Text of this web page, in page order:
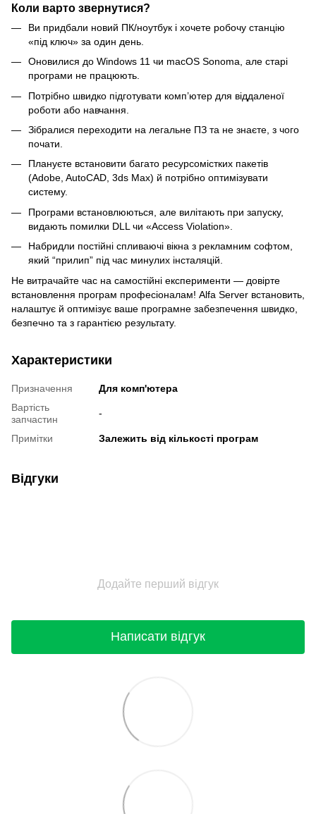
Коли варто звернутися?
Ви придбали новий ПК/ноутбук і хочете робочу станцію
«під ключ» за один день.
Оновилися до Windows 11 чи macOS Sonoma, але старі
програми не працюють.
Потрібно швидко підготувати комп’ютер для віддаленої
роботи або навчання.
Зібралися переходити на легальне ПЗ та не знаєте, з чого
почати.
Плануєте встановити багато ресурсомістких пакетів
(Adobe, AutoCAD, 3ds Max) й потрібно оптимізувати
систему.
Програми встановлюються, але вилітають при запуску,
видають помилки DLL чи «Access Violation».
Набридли постійні спливаючі вікна з рекламним софтом,
який “прилип” під час минулих інсталяцій.
Не витрачайте час на самостійні експерименти — довірте
встановлення програм професіоналам! Alfa Server встановить,
налаштує й оптимізує ваше програмне забезпечення швидко,
безпечно та з гарантією результату.
Характеристики
Призначення
Для комп'ютера
Вартість
запчастин
-
Примітки Залежить від кількості програм
Відгуки
Додайте перший відгук
Написати відгук